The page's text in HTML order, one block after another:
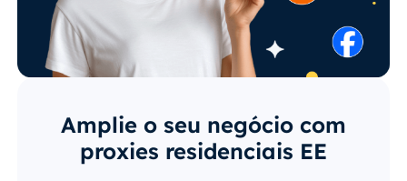
Amplie o seu negócio com
proxies residenciais EE